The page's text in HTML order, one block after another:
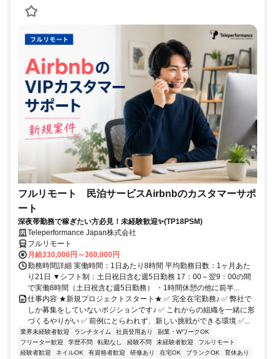
フルリモート 民泊サービスAirbnbのカスタマーサポ
ート
深夜帯勤務で稼ぎたい方必見！未経験歓迎✨(TP18PSM)
Teleperformance Japan株式会社
フルリモート
月給330,000円～360,000円
勤務時間詳細 実働時間：1日あたり8時間 平均勤務日数：1ヶ月あた
り21日 ▼シフト制：土日祝日含む週5日勤務 17：00～翌9：00の間
で実働8時間（土日祝含む週5日勤務） ・1時間休憩の他に前半...
仕事内容 ★新規プロジェクトスタート★ ✅ 完全在宅勤務♪ ✅ 弊社で
しか募集をしていないポジションです♪ ✅ これからの組織を一緒に形
づくるやりがい ✅ 前例にとらわれず、新しい挑戦ができる環境 ✅...
業界未経験者歓迎 ランチタイム 社員登用あり
副業・WワークOK
フリーター歓迎
学歴不問 転勤なし 経験不問 未経験者歓迎
フルリモート
経験者歓迎
ネイルOK 有資格者歓迎 研修あり 在宅OK ブランクOK
育休あり